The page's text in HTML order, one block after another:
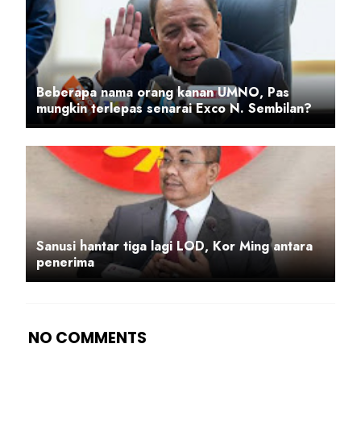
Beberapa nama orang kanan UMNO, Pas
mungkin terlepas senarai Exco N. Sembilan?
Sanusi hantar tiga lagi LOD, Kor Ming antara
penerima
NO COMMENTS